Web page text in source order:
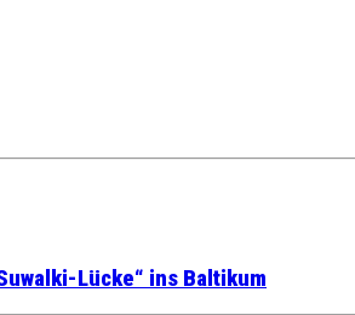
Lücke“ ins Baltikum